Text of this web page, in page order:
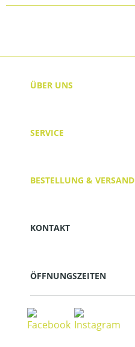
ÜBER UNS
SERVICE
BESTELLUNG & VERSAND
KONTAKT
ÖFFNUNGSZEITEN